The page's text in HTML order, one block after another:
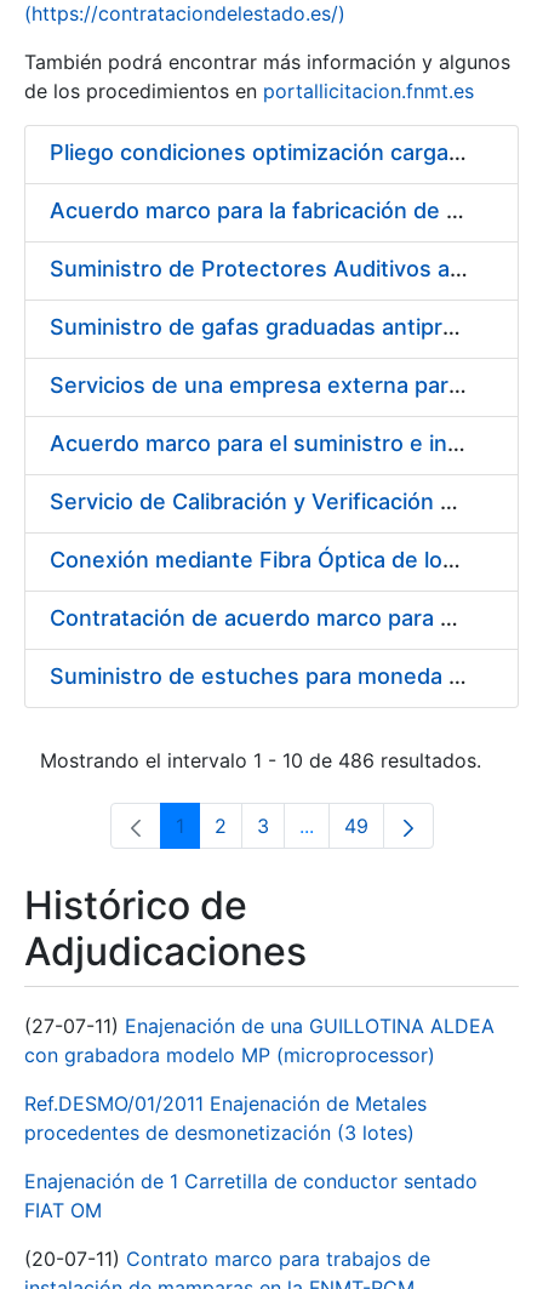
(https://contrataciondelestado.es/)
También podrá encontrar más información y algunos
de los procedimientos en portallicitacion.fnmt.es
Pliego condiciones optimización cargas compras firmado
Acuerdo marco para la fabricación de piezas
Suministro de Protectores Auditivos a medida para las personas trabajadoras de los Centros de Trabajo de Madrid y Burgos
Suministro de gafas graduadas antiproyecciones para los trabajadores de la FNMT-RCM en los centros de trabajo de Madrid y Burgos
Servicios de una empresa externa para el asesoramiento y resolución de los recursos de alzada que se presentan relacionados con procesos de selección para la FNMT-RCM
Acuerdo marco para el suministro e instalación de persianas, estores y otros complementos
Servicio de Calibración y Verificación Externa de los Equipos de Medición del Servicio de Prevención de la FNMT-RCM
Conexión mediante Fibra Óptica de los Centros de Proceso de Datos (CPDs) de las sedes de la FNMT-RCM de Burgos y Madrid
Contratación de acuerdo marco para el Suministro de Material de Electricidad para la Fábrica Nacional de Moneda y Timbre-Real Casa de la Moneda en su centro de trabajo de Burgos
Suministro de estuches para moneda de 30 €
Mostrando el intervalo 1 - 10 de 486 resultados.
Página
1 Página
2 Página
3 ...Páginas intermedias Use
Página
49
Histórico de
Adjudicaciones
(27-07-11) Enajenación de una GUILLOTINA ALDEA
con grabadora modelo MP (microprocessor)
Ref.DESMO/01/2011 Enajenación de Metales
procedentes de desmonetización (3 lotes)
Enajenación de 1 Carretilla de conductor sentado
FIAT OM
(20-07-11) Contrato marco para trabajos de